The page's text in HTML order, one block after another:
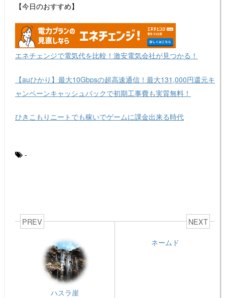
【今日のおすすめ】
エネチェンジで電気代を比較！激安電気会社が見つかる！
【auひかり】最大10Gbpsの超高速通信！最大131,000円還元キ
ャンペーンキャッシュバックで初期工事費も実質無料！
ひきこもりニートでも稼いでゲームに課金出来る時代
-
PREV
ハスラ崖
NEXT
ネームド